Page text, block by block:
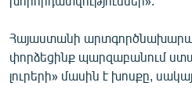
Հայաստանի
փորձեցինք պարզաբանում
լուրերի» մասին է խոսքը,